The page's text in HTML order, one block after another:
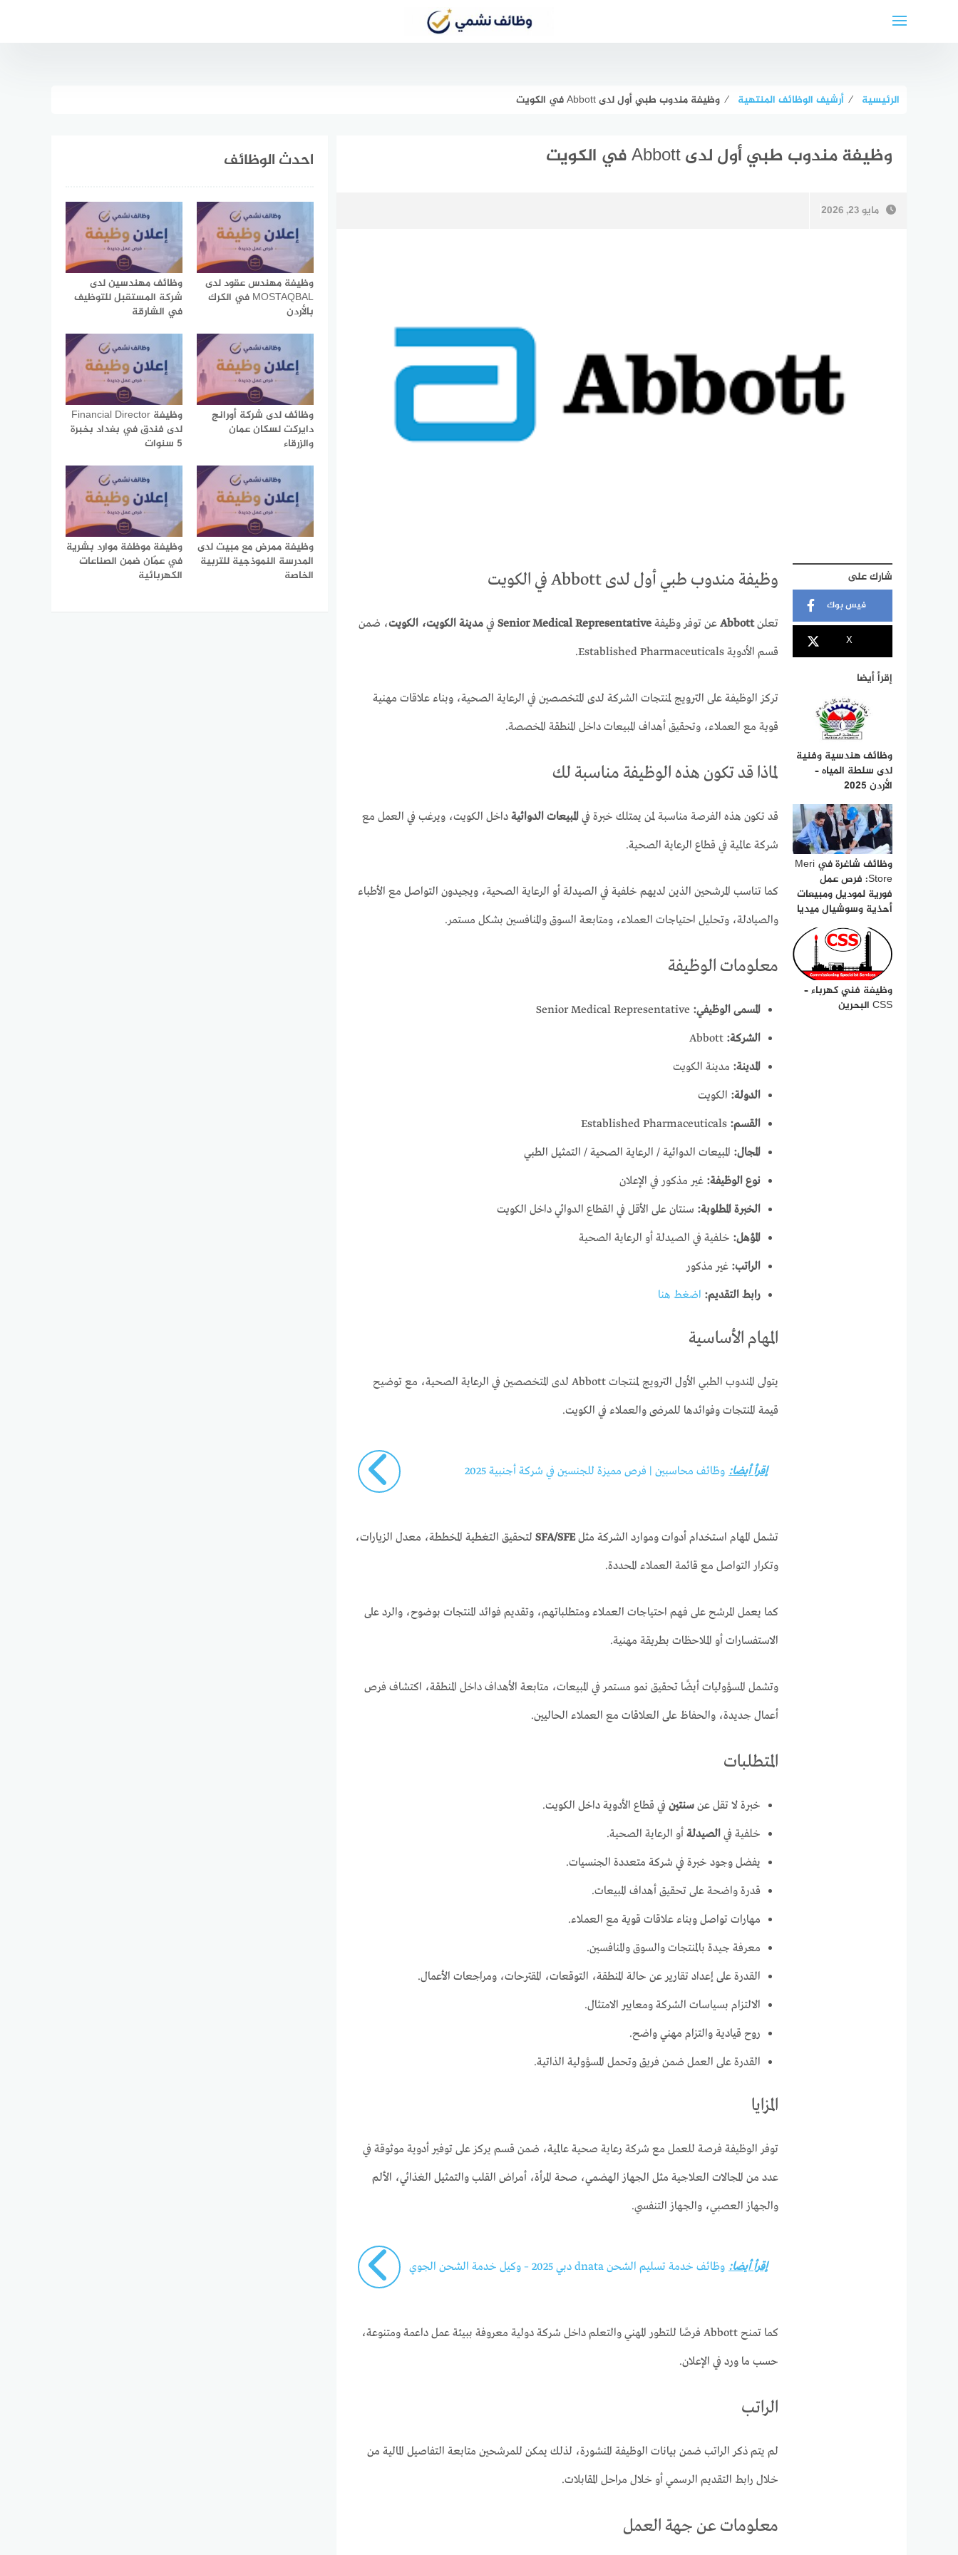
الرئيسية ⁄ أرشيف الوظائف المنتهية ⁄ وظيفة مندوب طبي أول لدى Abbott في الكويت
وظيفة مندوب طبي أول لدى Abbott في الكويت
مايو 23, 2026
شارك على
فيس بوك
X
إقرأ أيضا
وظائف هندسية وفنية
لدى سلطة المياه –
الأردن 2025
وظائف شاغرة في Meri
Store: فرص عمل
فورية لموديل ومبيعات
أحذية وسوشيال ميديا
وظيفة فني كهرباء –
CSS البحرين
وظيفة مندوب طبي أول لدى Abbott في الكويت
تعلنAbbottعن توفر وظيفة Senior Medical Representativeفي مدينة الكويت، الكويت، ضمن
قسم الأدوية Established Pharmaceuticals.
تركز الوظيفة على الترويج لمنتجات الشركة لدى المتخصصين في الرعاية الصحية، وبناء علاقات مهنية
قوية مع العملاء، وتحقيق أهداف المبيعات داخل المنطقة المخصصة.
لماذا قد تكون هذه الوظيفة مناسبة لك
قد تكون هذه الفرصة مناسبة لمن يمتلك خبرة في المبيعات الدوائيةداخل الكويت، ويرغب في العمل مع
شركة عالمية في قطاع الرعاية الصحية.
كما تناسب المرشحين الذين لديهم خلفية في الصيدلة أو الرعاية الصحية، ويجيدون التواصل مع الأطباء
والصيادلة، وتحليل احتياجات العملاء، ومتابعة السوق والمنافسين بشكل مستمر.
معلومات الوظيفة
المسمى الوظيفي:
الشركة:
المدينة: مدينة الكويت
الدولة: الكويت
القسم:
المجال: المبيعات الدوائية / الرعاية الصحية / التمثيل الطبي
نوع الوظيفة: غير مذكور في الإعلان
الخبرة المطلوبة: سنتان على الأقل في القطاع الدوائي داخل الكويت
المؤهل: خلفية في الصيدلة أو الرعاية الصحية
الراتب: غير مذكور
رابط التقديم: اضغط هنا
المهام الأساسية
يتولى المندوب الطبي الأول الترويج لمنتجات Abbott لدى المتخصصين في الرعاية الصحية، مع توضيح
قيمة المنتجات وفوائدها للمرضى والعملاء في الكويت.
إقرأ أيضا: وظائف محاسبين | فرص مميزة للجنسين في شركة أجنبية 2025
تشمل المهام استخدام أدوات وموارد الشركة مثلSFA/SFEلتحقيق التغطية المخططة، معدل الزيارات،
وتكرار التواصل مع قائمة العملاء المحددة.
كما يعمل المرشح على فهم احتياجات العملاء ومتطلباتهم، وتقديم فوائد المنتجات بوضوح، والرد على
الاستفسارات أو الملاحظات بطريقة مهنية.
وتشمل المسؤوليات أيضًا تحقيق نمو مستمر في المبيعات، متابعة الأهداف داخل المنطقة، اكتشاف فرص
أعمال جديدة، والحفاظ على العلاقات مع العملاء الحاليين.
المتطلبات
خبرة لا تقل عن سنتينفي قطاع الأدوية داخل الكويت.
خلفية في الصيدلةأو الرعاية الصحية.
يفضل وجود خبرة في شركة متعددة الجنسيات.
قدرة واضحة على تحقيق أهداف المبيعات.
مهارات تواصل وبناء علاقات قوية مع العملاء.
معرفة جيدة بالمنتجات والسوق والمنافسين.
القدرة على إعداد تقارير عن حالة المنطقة، التوقعات، المقترحات، ومراجعات الأعمال.
الالتزام بسياسات الشركة ومعايير الامتثال.
روح قيادية والتزام مهني واضح.
القدرة على العمل ضمن فريق وتحمل المسؤولية الذاتية.
المزايا
توفر الوظيفة فرصة للعمل مع شركة رعاية صحية عالمية، ضمن قسم يركز على توفير أدوية موثوقة في
عدد من المجالات العلاجية مثل الجهاز الهضمي، صحة المرأة، أمراض القلب والتمثيل الغذائي، الألم
والجهاز العصبي، والجهاز التنفسي.
إقرأ أيضا: وظائف خدمة تسليم الشحن dnata دبي 2025 – وكيل خدمة الشحن الجوي
كما تمنح Abbott فرصًا للتطور المهني والتعلم داخل شركة دولية معروفة ببيئة عمل داعمة ومتنوعة،
حسب ما ورد في الإعلان.
الراتب
لم يتم ذكر الراتب ضمن بيانات الوظيفة المنشورة، لذلك يمكن للمرشحين متابعة التفاصيل المالية من
خلال رابط التقديم الرسمي أو خلال مراحل المقابلات.
معلومات عن جهة العمل
احدث الوظائف
وظيفة مهندس عقود لدى
MOSTAQBAL في الكرك
بالأردن
وظائف مهندسين لدى
شركة المستقبل للتوظيف
في الشارقة
وظائف لدى شركة أورانج
دايركت لسكان عمان
والزرقاء
وظيفة Financial Director
لدى فندق في بغداد بخبرة
5 سنوات
وظيفة ممرض مع مبيت لدى
المدرسة النموذجية للتربية
الخاصة
وظيفة موظفة موارد بشرية
في عمّان ضمن الصناعات
الكهربائية